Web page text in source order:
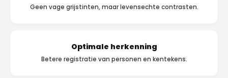
Geen vage grijstinten, maar levensechte contrasten.
Optimale herkenning
Betere registratie van personen en kentekens.